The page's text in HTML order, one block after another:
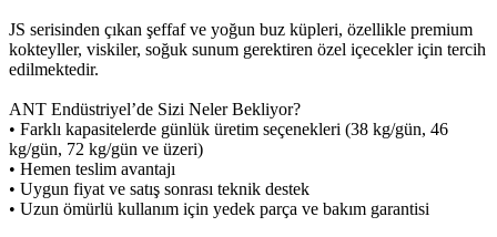
JS serisinden çıkan şeffaf ve yoğun buz küpleri, özellikle premium
kokteyller, viskiler, soğuk sunum gerektiren özel içecekler için tercih
edilmektedir.
ANT Endüstriyel’de Sizi Neler Bekliyor?
• Farklı kapasitelerde günlük üretim seçenekleri (38 kg/gün, 46
kg/gün, 72 kg/gün ve üzeri)
• Hemen teslim avantajı
• Uygun fiyat ve satış sonrası teknik destek
• Uzun ömürlü kullanım için yedek parça ve bakım garantisi